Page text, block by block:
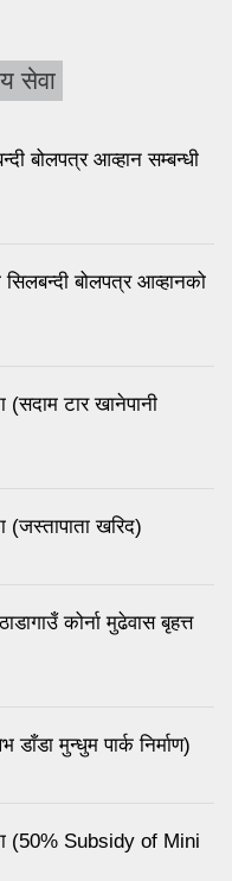
सेवा
बोलपत्र आव्हान सम्बन्धी
बोलपत्र आव्हानको
टार खानेपानी
खरिद)
कोर्ना मुढेवास बृहत्त
मुन्धुम पार्क निर्माण)
(50% Subsidy of Mini